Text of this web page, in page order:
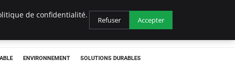
ENVIRONNEMENT SOLUTIONS DURABLES
de confidentialité.
Refuser Accepter